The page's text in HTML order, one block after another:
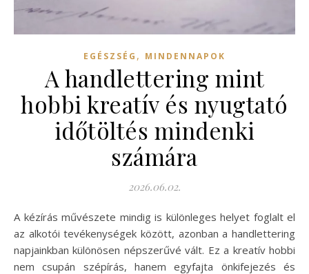
EGÉSZSÉG , MINDENNAPOK
A handlettering mint
hobbi kreatív és nyugtató
időtöltés mindenki
számára
2026.06.02.
A kézírás művészete mindig is különleges helyet foglalt el
az alkotói tevékenységek között, azonban a handlettering
napjainkban különösen népszerűvé vált. Ez a kreatív hobbi
nem csupán szépírás, hanem egyfajta önkifejezés és